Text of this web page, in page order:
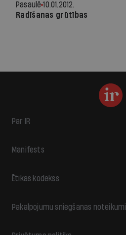
Pasaulē 10.01.2012.
Radīšanas grūtības
Par IR
Manifests
Ētikas kodekss
Pakalpojumu sniegšanas noteikumi